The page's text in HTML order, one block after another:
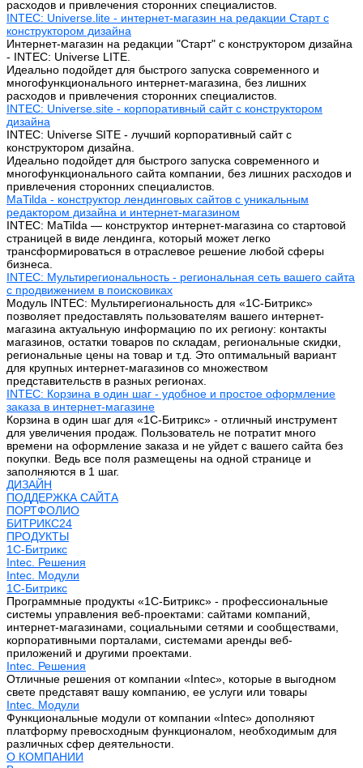
расходов и привлечения сторонних специалистов.
INTEC: Universe.lite - интернет-магазин на редакции Старт с
конструктором дизайна
Интернет-магазин на редакции "Старт" с конструктором дизайна
- INTEC: Universe LITE.
Идеально подойдет для быстрого запуска современного и
многофункционального интернет-магазина, без лишних
расходов и привлечения сторонних специалистов.
INTEC: Universe.site - корпоративный сайт с конструктором
дизайна
INTEC: Universe SITE - лучший корпоративный сайт с
конструктором дизайна.
Идеально подойдет для быстрого запуска современного и
многофункционального сайта компании, без лишних расходов и
привлечения сторонних специалистов.
MaTilda - конструктор лендинговых сайтов с уникальным
редактором дизайна и интернет-магазином
INTEC: MaTilda — конструктор интернет-магазина со стартовой
страницей в виде лендинга, который может легко
трансформироваться в отраслевое решение любой сферы
бизнеса.
INTEC: Мультирегиональность - региональная сеть вашего сайта
с продвижением в поисковиках
Модуль INTEC: Мультирегиональность для «1С-Битрикс»
позволяет предоставлять пользователям вашего интернет-
магазина актуальную информацию по их региону: контакты
магазинов, остатки товаров по складам, региональные скидки,
региональные цены на товар и т.д. Это оптимальный вариант
для крупных интернет-магазинов со множеством
представительств в разных регионах.
INTEC: Корзина в один шаг - удобное и простое оформление
заказа в интернет-магазине
Корзина в один шаг для «1С-Битрикс» - отличный инструмент
для увеличения продаж. Пользователь не потратит много
времени на оформление заказа и не уйдет с вашего сайта без
покупки. Ведь все поля размещены на одной странице и
заполняются в 1 шаг.
ДИЗАЙН
ПОДДЕРЖКА САЙТА
ПОРТФОЛИО
БИТРИКС24
ПРОДУКТЫ
1С-Битрикс
Intec. Решения
Intec. Модули
1С-Битрикс
Программные продукты «1С-Битрикс» - профессиональные
системы управления веб-проектами: сайтами компаний,
интернет-магазинами, социальными сетями и сообществами,
корпоративными порталами, системами аренды веб-
приложений и другими проектами.
Intec. Решения
Отличные решения от компании «Intec», которые в выгодном
свете представят вашу компанию, ее услуги или товары
Intec. Модули
Функциональные модули от компании «Intec» дополняют
платформу превосходным функционалом, необходимым для
различных сфер деятельности.
О КОМПАНИИ